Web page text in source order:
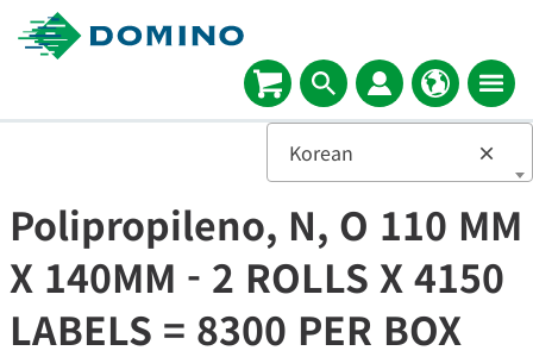
×
Korean
Polipropileno, N, O 110 MM
X 140MM - 2 ROLLS X 4150
LABELS = 8300 PER BOX